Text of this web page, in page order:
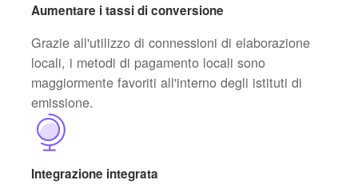
Aumentare i tassi di conversione
Grazie all'utilizzo di connessioni di elaborazione
locali, i metodi di pagamento locali sono
maggiormente favoriti all'interno degli istituti di
emissione.
Integrazione integrata